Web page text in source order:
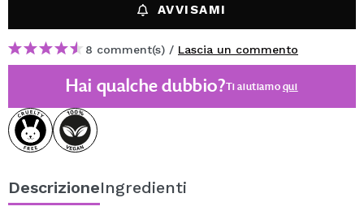
AVVISAMI
8 comment(s) / Lascia un commento
Hai qualche dubbio?Ti aiutiamoqui
DescrizioneIngredienti